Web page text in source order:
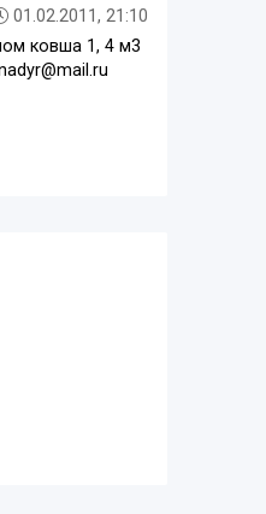
01.02.2011, 21:10
ковша 1, 4 м3